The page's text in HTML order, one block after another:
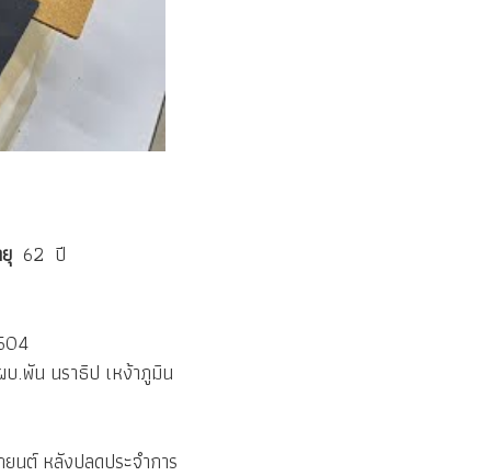
62 ปี
.พัน นราธิป เหง้าภูมิน
นต์ หลังปลดประจำการ